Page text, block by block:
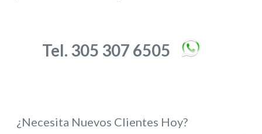
Tel. 305 307 6505
¿Necesita Nuevos Clientes Hoy?